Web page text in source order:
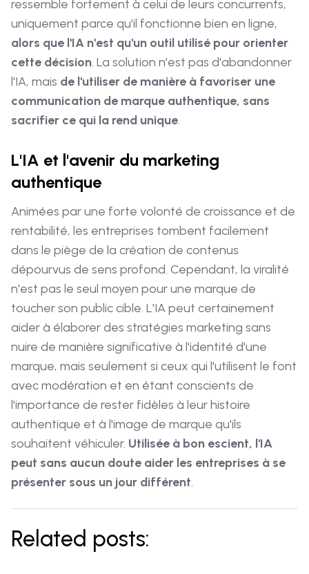
ressemble fortement à celui de leurs concurrents,
uniquement parce qu'il fonctionne bien en ligne,
alors que l'IA n'est qu'un outil utilisé pour orienter
cette décision. La solution n'est pas d'abandonner
l'IA, mais de l'utiliser de manière à favoriser une
communication de marque authentique, sans
sacrifier ce qui la rend unique.
L'IA et l'avenir du marketing
authentique
Animées par une forte volonté de croissance et de
rentabilité, les entreprises tombent facilement
dans le piège de la création de contenus
dépourvus de sens profond. Cependant, la viralité
n'est pas le seul moyen pour une marque de
toucher son public cible. L'IA peut certainement
aider à élaborer des stratégies marketing sans
nuire de manière significative à l'identité d'une
marque, mais seulement si ceux qui l'utilisent le font
avec modération et en étant conscients de
l'importance de rester fidèles à leur histoire
authentique et à l'image de marque qu'ils
souhaitent véhiculer. Utilisée à bon escient, l'IA
peut sans aucun doute aider les entreprises à se
présenter sous un jour différent.
Related posts: